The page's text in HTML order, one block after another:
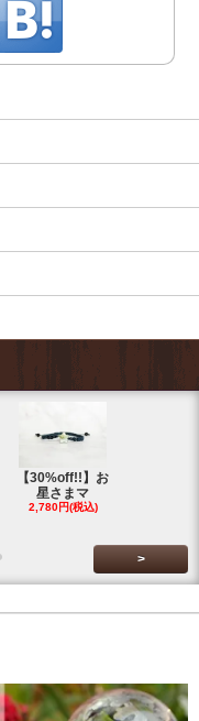
【30%off!!】お
星さまマ
2,780円(税込)
>